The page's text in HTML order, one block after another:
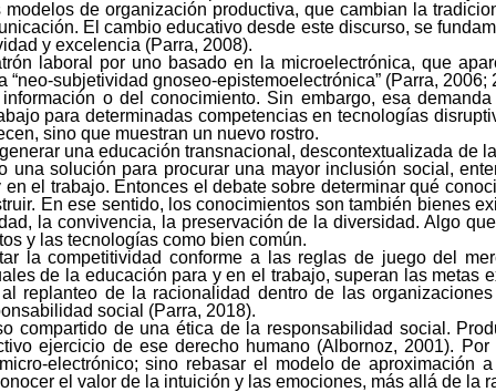
de organización productiva, que cambian la
El cambio educativo desde este discurso, se
y excelencia (Parra, 2008).
laboral por uno basado en la microelectrónica, que
“neo-subjetividad gnoseo-epistemoelectrónica” (Parra,
o del conocimiento. Sin embargo, esa
para determinadas competencias en tecnologías
sino que muestran un nuevo rostro.
una educación transnacional, descontextualizada de
solución para procurar una mayor inclusión social,
el trabajo. Entonces el debate sobre determinar qué
En ese sentido, los conocimientos son también bienes
la convivencia, la preservación de la diversidad. Algo
y las tecnologías como bien común.
la competitividad conforme a las reglas de juego del
de la educación para y en el trabajo, superan las metas
replanteo de la racionalidad dentro de las
social (Parra, 2018).
compartido de una ética de la responsabilidad social.
ejercicio de ese derecho humano (Albornoz, 2001).
electrónico; sino rebasar el modelo de aproximación
el valor de la intuición y las emociones, más allá de la